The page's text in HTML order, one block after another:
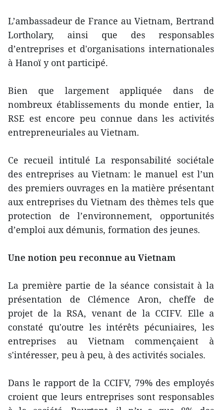
L’ambassadeur de France au Vietnam, Bertrand
Lortholary, ainsi que des responsables
d’entreprises et d'organisations internationales
à Hanoï y ont participé.
Bien que largement appliquée dans de
nombreux établissements du monde entier, la
RSE est encore peu connue dans les activités
entrepreneuriales au Vietnam.
Ce recueil intitulé La responsabilité sociétale
des entreprises au Vietnam: le manuel est l’un
des premiers ouvrages en la matière présentant
aux entreprises du Vietnam des thèmes tels que
protection de l’environnement, opportunités
d’emploi aux démunis, formation des jeunes.
Une notion peu reconnue au Vietnam
La première partie de la séance consistait à la
présentation de Clémence Aron, cheffe de
projet de la RSA, venant de la CCIFV. Elle a
constaté qu'outre les intérêts pécuniaires, les
entreprises au Vietnam commençaient à
s'intéresser, peu à peu, à des activités sociales.
Dans le rapport de la CCIFV, 79% des employés
croient que leurs entreprises sont responsables